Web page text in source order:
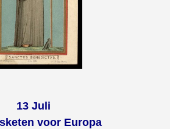
13 Juli
voor Europa